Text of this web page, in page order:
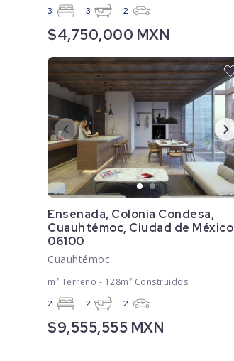
3 3 2
$4,750,000 MXN
Ensenada, Colonia Condesa,
Cuauhtémoc, Ciudad de México
06100
Cuauhtémoc
m² Terreno - 128m² Construidos
2 2 2
$9,555,555 MXN